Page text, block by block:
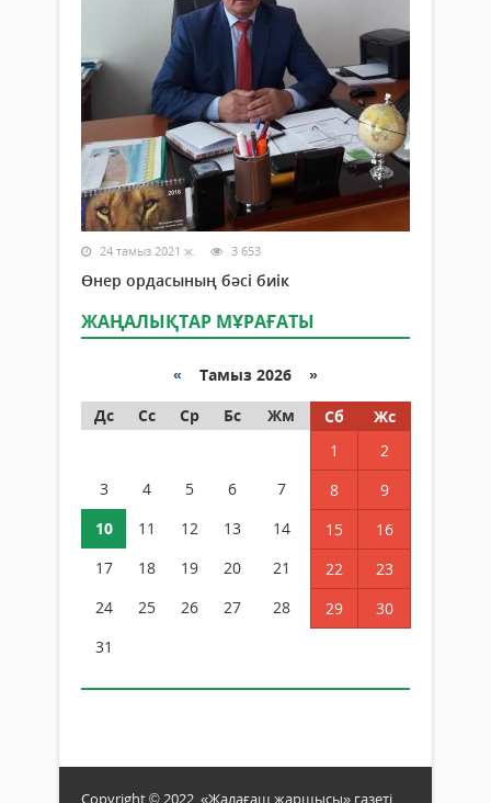
24 тамыз 2021 ж. 3 653
Өнер ордасының бәсі биік
ЖАҢАЛЫҚТАР МҰРАҒАТЫ
« Тамыз 2026 »
Дс
Сс Ср Бс Жм Сб
Жс
1
2
3
4 5 6 7 8
9
10
11 12 13 14 15
16
17
18 19 20 21 22
23
24
25 26 27 28 29
30
31
Copyright © 2022. «Жалағаш жаршысы» газеті